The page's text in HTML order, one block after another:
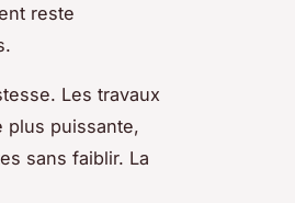
reste
Les travaux
plus puissante,
sans faiblir. La